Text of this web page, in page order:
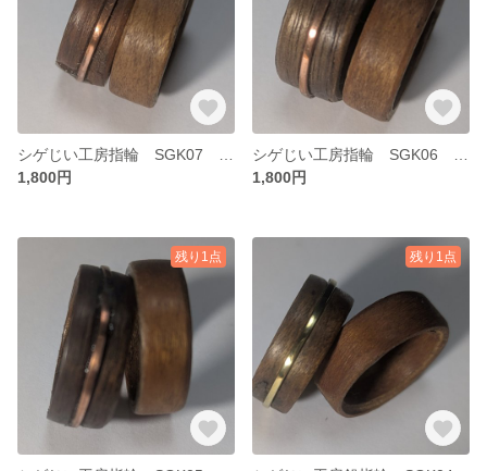
1,800円
1,800円
残り1点 残り1点